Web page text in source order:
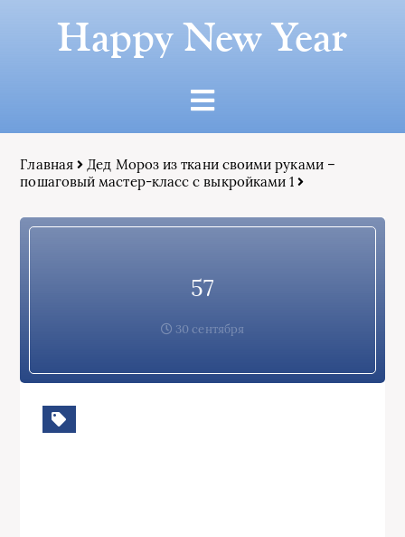
Happy New Year
Главная
Дед Мороз из ткани своими руками –
пошаговый мастер-класс с выкройками 1
57
30 сентября